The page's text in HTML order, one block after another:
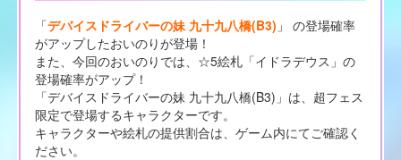
「デバイスドライバーの妹 九十九八橋(B3) 」 の登場確率
がアップしたおいのりが登場！
また、今回のおいのりでは、☆5絵札「イドラデウス」の
登場確率がアップ！
「デバイスドライバーの妹 九十九八橋(B3)」は、超フェス
限定で登場するキャラクターです。
キャラクターや絵札の提供割合は、ゲーム内にてご確認く
ださい。